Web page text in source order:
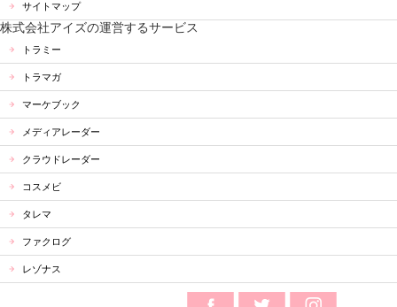
サイトマップ
株式会社アイズの運営するサービス
トラミー
トラマガ
マーケブック
メディアレーダー
クラウドレーダー
コスメビ
タレマ
ファクログ
レゾナス